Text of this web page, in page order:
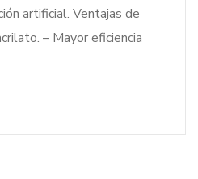
artificial. Ventajas de
– Mayor eficiencia